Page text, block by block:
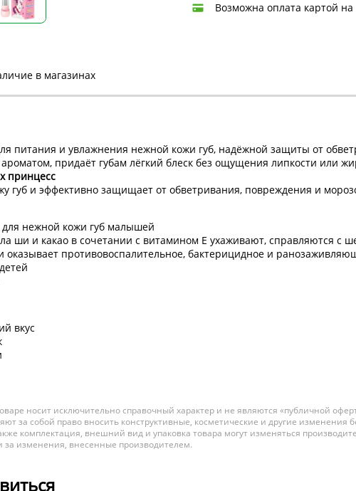
Возможна оплата картой на
в магазинах
питания и увлажнения нежной кожи губ, надёжной защиты от
придаёт губам лёгкий блеск без ощущения липкости или
принцесс
губ и эффективно защищает от обветривания, повреждения и
для нежной кожи губ малышей
ши и какао в сочетании с витамином Е ухаживают, справляются
противовоспалительное, бактерицидное и
вкус
носит исключительно справочный характер и не являются «публичной
за собой право вносить конструктивные, косметические и другие изменения
комплектация, внешний вид и упаковка товара могут изменяться
за изменения, внесенные производителем.